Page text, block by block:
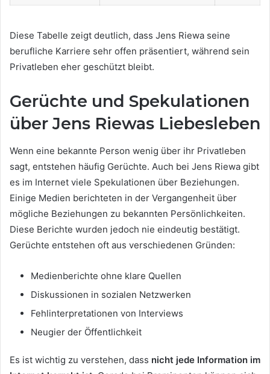
Diese Tabelle zeigt deutlich, dass Jens Riewa seine
berufliche Karriere sehr offen präsentiert, während sein
Privatleben eher geschützt bleibt.
Gerüchte und Spekulationen
über Jens Riewas Liebesleben
Wenn eine bekannte Person wenig über ihr Privatleben
sagt, entstehen häufig Gerüchte. Auch bei Jens Riewa gibt
es im Internet viele Spekulationen über Beziehungen.
Einige Medien berichteten in der Vergangenheit über
mögliche Beziehungen zu bekannten Persönlichkeiten.
Diese Berichte wurden jedoch nie eindeutig bestätigt.
Gerüchte entstehen oft aus verschiedenen Gründen:
Medienberichte ohne klare Quellen
Diskussionen in sozialen Netzwerken
Fehlinterpretationen von Interviews
Neugier der Öffentlichkeit
Es ist wichtig zu verstehen, dass nicht jede Information im